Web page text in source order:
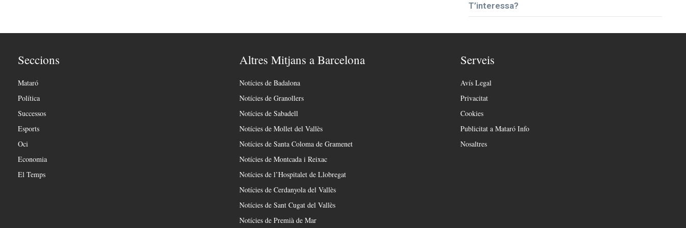
T’interessa?
Seccions
Mataró
Política
Successos
Esports
Oci
Economia
El Temps
Altres Mitjans a Barcelona
Notícies de Badalona
Notícies de Granollers
Notícies de Sabadell
Notícies de Mollet del Vallès
Notícies de Santa Coloma de Gramenet
Notícies de Montcada i Reixac
Notícies de l’Hospitalet de Llobregat
Notícies de Cerdanyola del Vallès
Notícies de Sant Cugat del Vallès
Notícies de Premià de Mar
Serveis
Avís Legal
Privacitat
Cookies
Publicitat a Mataró Info
Nosaltres